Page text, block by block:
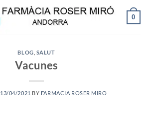
0
BLOG SALUT
Vacunes
13/04/2021 BY FARMACIA ROSER MIRO